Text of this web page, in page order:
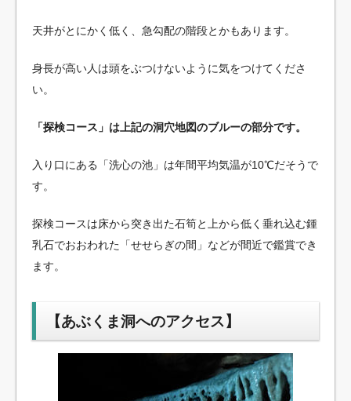
天井がとにかく低く、急勾配の階段とかもあります。
身長が高い人は頭をぶつけないように気をつけてくださ
い。
「探検コース」は上記の洞穴地図のブルーの部分です。
入り口にある「洗心の池」は年間平均気温が10℃だそうで
す。
探検コースは床から突き出た石筍と上から低く垂れ込む鍾
乳石でおおわれた「せせらぎの間」などが間近で鑑賞でき
ます。
【あぶくま洞へのアクセス】